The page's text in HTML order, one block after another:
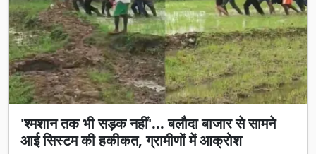
'श्मशान तक भी सड़क नहीं'... बलौदा बाजार से सामने
आई सिस्टम की हकीकत, ग्रामीणों में आक्रोश